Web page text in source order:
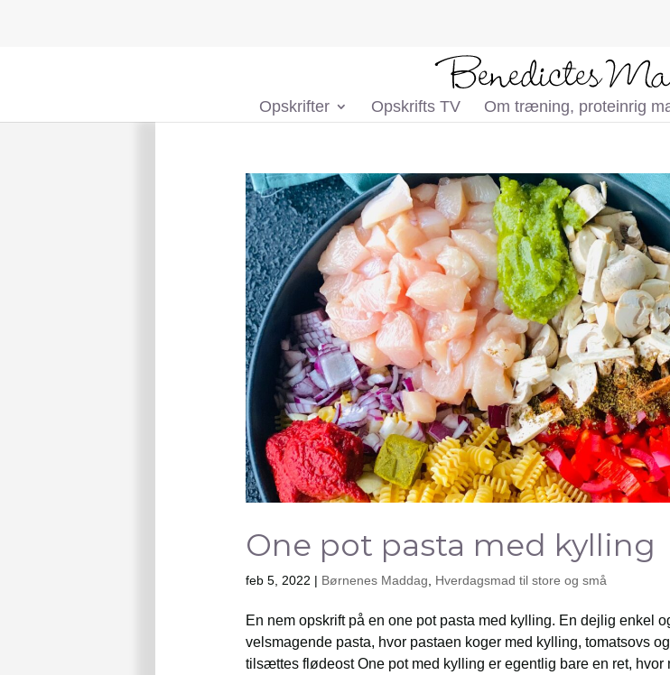
Opskrifter Opskrifts TV Om træning, proteinrig
One pot pasta med kylling
feb 5, 2022 | Børnenes Maddag Hverdagsmad til store og små
En nem opskrift på en one pot pasta med kylling. En dejlig enkel
velsmagende pasta, hvor pastaen koger med kylling, tomatsovs
tilsættes flødeost One pot med kylling er egentlig bare en ret, hvor